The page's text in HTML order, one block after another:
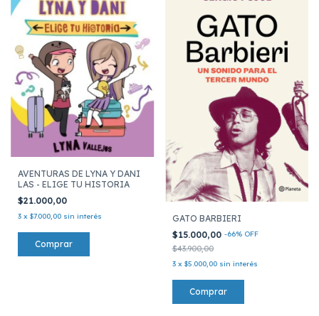
AVENTURAS DE LYNA Y DANI
LAS - ELIGE TU HISTORIA
$21.000,00
3 x $7.000,00 sin interés
GATO BARBIERI
$15.000,00 -66% OFF
$43.900,00
3 x $5.000,00 sin interés